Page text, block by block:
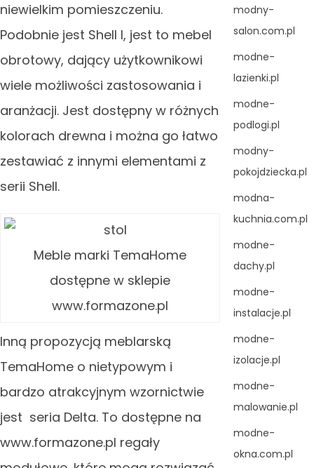
niewielkim pomieszczeniu.
Podobnie jest Shell I, jest to mebel
obrotowy, dający użytkownikowi
wiele możliwości zastosowania i
aranżacji. Jest dostępny w różnych
kolorach drewna i można go łatwo
zestawiać z innymi elementami z
serii Shell.
Meble marki TemaHome
dostępne w sklepie
www.formazone.pl
Inną propozycją meblarską
TemaHome o nietypowym i
bardzo atrakcyjnym wzornictwie
jest seria Delta. To dostępne na
www.formazone.pl regały
modny-
salon.com.pl
modne-
lazienki.pl
modne-
podlogi.pl
modny-
pokojdziecka.pl
modna-
kuchnia.com.pl
modne-
dachy.pl
modne-
instalacje.pl
modne-
izolacje.pl
modne-
malowanie.pl
modne-
okna.com.pl